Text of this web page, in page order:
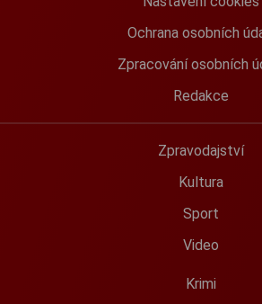
Ochrana osobních
Zpracování osobních
Redakce
Zpravodajství
Kultura
Sport
Video
Krimi